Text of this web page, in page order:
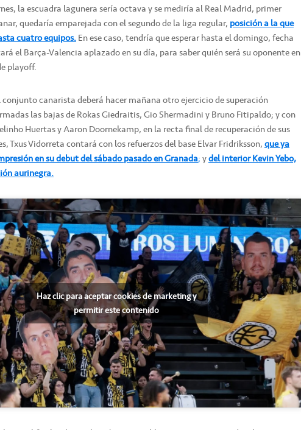
la escuadra lagunera sería octava y se mediría al Real Madrid, primer
quedaría emparejada con el segundo de la liga regular, posición a la que
cuatro equipos.En ese caso, tendría que esperar hasta el domingo, fecha
el Barça-Valencia aplazado en su día, para saber quién será su oponente en
playoff.
conjunto canarista deberá hacer mañana otro ejercicio de superación
las bajas de Rokas Giedraitis, Gio Shermadini y Bruno Fitipaldo; y con
Huertas y Aaron Doornekamp, en la recta final de recuperación de sus
Txus Vidorreta contará con los refuerzos del base Elvar Fridriksson,que ya
en su debut del sábado pasado en Granada;ydel interior Kevin Yebo,
aurinegra.
Haz clic para aceptar cookies de marketing y
permitir este contenido